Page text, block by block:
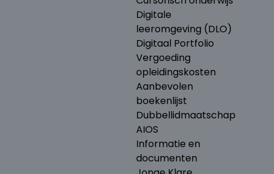
Digitale
leeromgeving (DLO)
Digitaal Portfolio
Vergoeding
opleidingskosten
Aanbevolen
boekenlijst
Dubbellidmaatschap
AIOS
Informatie en
documenten